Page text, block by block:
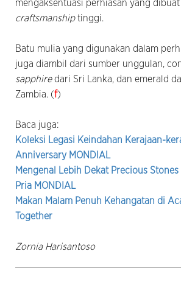
mengaksentuasi perhiasan yang
craftsmanshiptinggi.
Batu mulia yang digunakan dalam
juga diambil dari sumber unggulan,
sapphiredari Sri Lanka, dan emerald
Zambia. (f)
Baca juga:
Koleksi Legasi Keindahan Kerajaan-
Anniversary MONDIAL
Mengenal Lebih Dekat Precious
Pria MONDIAL
Makan Malam Penuh Kehangatan di
Together
Zornia Harisantoso